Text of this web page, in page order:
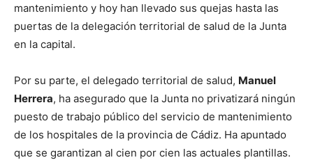
mantenimiento y hoy han llevado sus quejas hasta las
puertas de la delegación territorial de salud de la Junta
en la capital.
Por su parte, el delegado territorial de salud, Manuel
Herrera, ha asegurado que la Junta no privatizará ningún
puesto de trabajo público del servicio de mantenimiento
de los hospitales de la provincia de Cádiz. Ha apuntado
que se garantizan al cien por cien las actuales plantillas.